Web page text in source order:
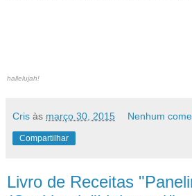
hallelujah!
Cris às março 30, 2015 Nenhum
Compartilhar
Livro de Receitas